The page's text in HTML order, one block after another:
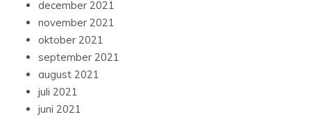
december 2021
november 2021
oktober 2021
september 2021
august 2021
juli 2021
juni 2021